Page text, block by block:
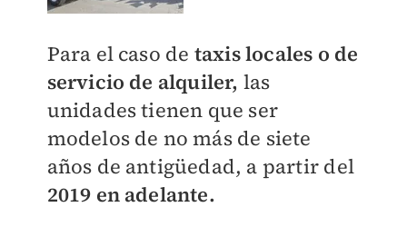
Para el caso de taxis locales o de
servicio de alquiler, las
unidades tienen que ser
modelos de no más de siete
años de antigüedad, a partir del
2019 en adelante.